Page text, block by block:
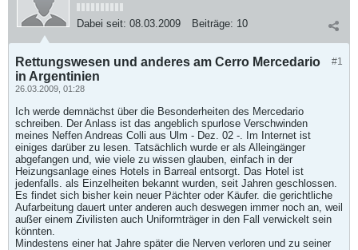
Dabei seit: 08.03.2009 Beiträge: 10
#1
Rettungswesen und anderes am Cerro Mercedario
in Argentinien
26.03.2009, 01:28
Ich werde demnächst über die Besonderheiten des Mercedario
schreiben. Der Anlass ist das angeblich spurlose Verschwinden
meines Neffen Andreas Colli aus Ulm - Dez. 02 -. Im Internet ist
einiges darüber zu lesen. Tatsächlich wurde er als Alleingänger
abgefangen und, wie viele zu wissen glauben, einfach in der
Heizungsanlage eines Hotels in Barreal entsorgt. Das Hotel ist
jedenfalls. als Einzelheiten bekannt wurden, seit Jahren geschlossen.
Es findet sich bisher kein neuer Pächter oder Käufer. die gerichtliche
Aufarbeitung dauert unter anderen auch deswegen immer noch an, weil
außer einem Zivilisten auch Uniformträger in den Fall verwickelt sein
könnten.
Mindestens einer hat Jahre später die Nerven verloren und zu seiner